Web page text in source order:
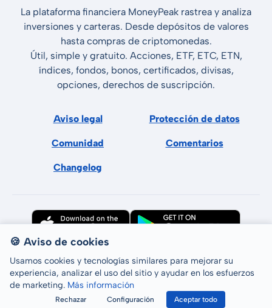
La plataforma financiera MoneyPeak rastrea y analiza
inversiones y carteras. Desde depósitos de valores
hasta compras de criptomonedas.
Útil, simple y gratuito. Acciones, ETF, ETC, ETN,
índices, fondos, bonos, certificados, divisas,
opciones, derechos de suscripción.
Aviso legal Protección de datos
Comunidad Comentarios
Changelog
Todos los derechos reservados © LCP GmbH 2026
🍪 Aviso de cookies
Usamos cookies y tecnologías similares para mejorar su
experiencia, analizar el uso del sitio y ayudar en los esfuerzos
de marketing. Más información
Rechazar Configuración Aceptar todo